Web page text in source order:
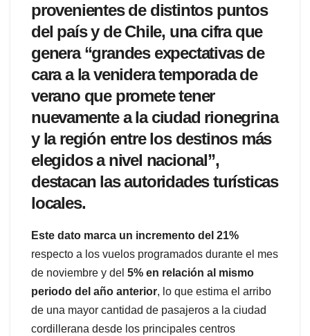
provenientes de distintos puntos
del país y de Chile, una cifra que
genera “grandes expectativas de
cara a la venidera temporada de
verano que promete tener
nuevamente a la ciudad rionegrina
y la región entre los destinos más
elegidos a nivel nacional”,
destacan las autoridades turísticas
locales.
Este dato marca un incremento del 21%
respecto a los vuelos programados durante el mes
de noviembre y del 5% en relación al mismo
periodo del año anterior, lo que estima el arribo
de una mayor cantidad de pasajeros a la ciudad
cordillerana desde los principales centros